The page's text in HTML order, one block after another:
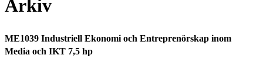
Arkiv
ME1039 Industriell Ekonomi och Entreprenörskap inom
Media och IKT 7,5 hp